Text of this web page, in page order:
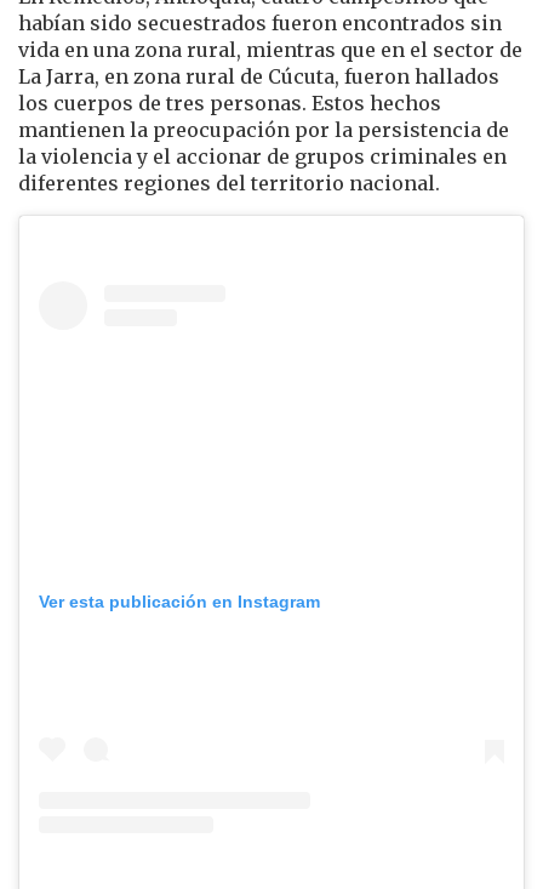
habían sido secuestrados fueron encontrados sin
vida en una zona rural, mientras que en el sector de
La Jarra, en zona rural de Cúcuta, fueron hallados
los cuerpos de tres personas. Estos hechos
mantienen la preocupación por la persistencia de
la violencia y el accionar de grupos criminales en
diferentes regiones del territorio nacional.
Ver esta publicación en Instagram